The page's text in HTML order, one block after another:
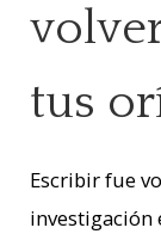
tus
Escribir fue
investigación